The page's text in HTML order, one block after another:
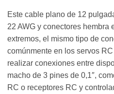
Este cable plano de 12
22 AWG y conectores hembra
extremos, el mismo tipo de
comúnmente en los servos
realizar conexiones entre
macho de 3 pines de 0,1″,
RC o receptores RC y